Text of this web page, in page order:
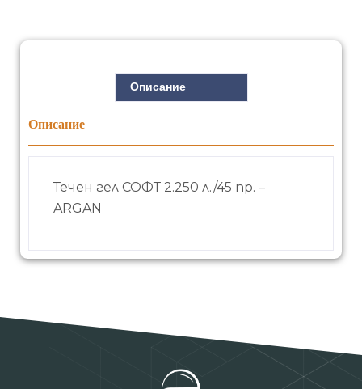
Описание
Описание
Течен гел СОФТ 2.250 л./45 пр. –
ARGAN